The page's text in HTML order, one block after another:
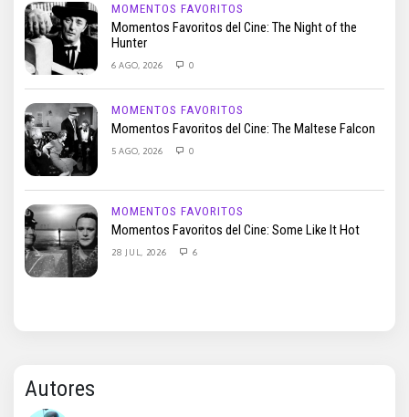
MOMENTOS FAVORITOS
Momentos Favoritos del Cine: The Night of the
Hunter
6 AGO, 2026 0
MOMENTOS FAVORITOS
Momentos Favoritos del Cine: The Maltese Falcon
5 AGO, 2026 0
MOMENTOS FAVORITOS
Momentos Favoritos del Cine: Some Like It Hot
28 JUL, 2026 6
Autores